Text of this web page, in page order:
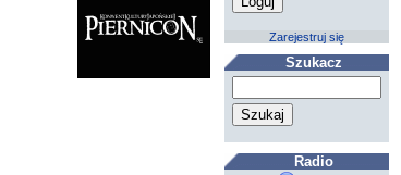
Zarejestruj się
Szukacz
Radio